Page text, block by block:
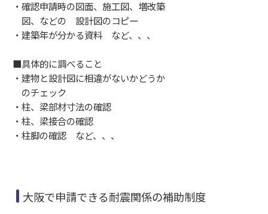
・確認申請時の図面、施工図、増改築
図、などの 設計図のコピー
・建築年が分かる資料 など、、、
■具体的に調べること
・建物と設計図に相違がないかどうか
のチェック
・柱、梁部材寸法の確認
・柱、梁接合の確認
・柱脚の確認 など、、、
大阪で申請できる耐震関係の補助制度